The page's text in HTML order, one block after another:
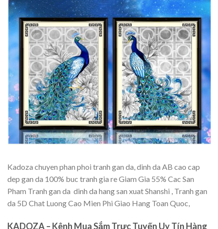
Kadoza chuyen phan phoi tranh gan da, dinh da AB cao cap
dep gan da 100% buc tranh gia re Giam Gia 55% Cac San
Pham Tranh gan da  dinh da hang san xuat Shanshi , Tranh gan
da 5D Chat Luong Cao Mien Phi Giao Hang Toan Quoc,
KADOZA – Kênh Mua Sắm Trực Tuyến Uy Tín Hàng